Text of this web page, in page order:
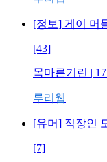
[정보] 게이 머
[43]
목마른기린 |
루리웹
[유머] 직장인
[7]